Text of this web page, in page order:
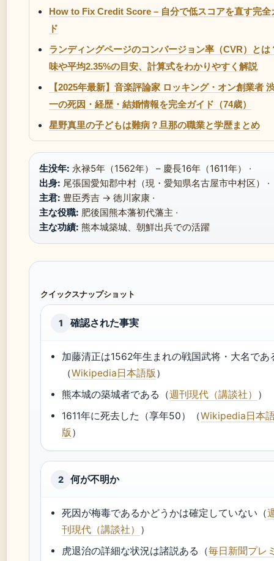
How to Fix Credit Score – 自分で低スコアを直す完全
ド
ランディングページのコンバージョン率（CVR）とは
味や平均2.35%の目安、計算式をわかりやすく解説
【2025年最新】音楽評論家 ロッキング・オン創業者
一の死因・経歴・結婚情報を完全ガイド（74歳）
星野真里の子どもは難病？旦那の職業と学歴まとめ
生没年: 永禄5年（1562年） – 慶長16年（1611年） ·
出身: 尾張国愛知郡中村（現・愛知県名古屋市中村区） ·
主君: 豊臣秀吉 → 徳川家康 ·
主な役職: 肥後国熊本藩初代藩主 ·
主な功績: 熊本城築城、朝鮮出兵での活躍
クイックスナップショット
1 確認された事実
加藤清正は1562年生まれの戦国武将・大名であ
（Wikipedia日本語版 ）
熊本城の築城者である（週刊現代（講談社） ）
1611年に死去した（享年50）（Wikipedia日本
版 ）
2 何が不明か
死因が梅毒であるかどうかは確定していない（
刊現代（講談社） ）
虎退治の詳細な状況は諸説ある（毎日新聞プレ